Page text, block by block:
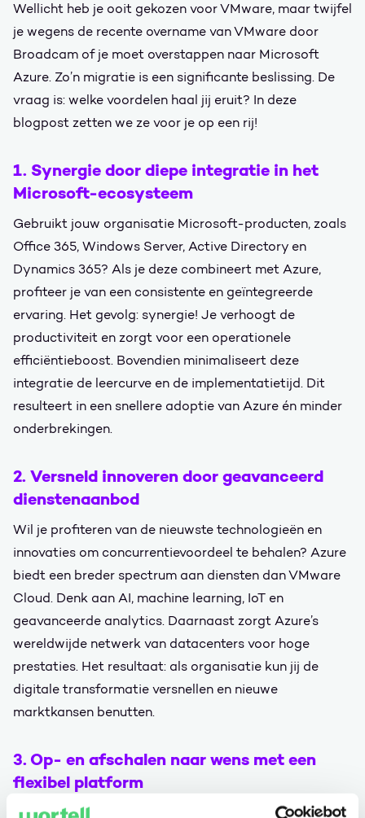
Wellicht heb je ooit gekozen voor VMware, maar twijfel
je wegens de recente overname van VMware door
Broadcam of je moet overstappen naar Microsoft
Azure. Zo’n migratie is een significante beslissing. De
vraag is: welke voordelen haal jij eruit? In deze
blogpost zetten we ze voor je op een rij!
1. Synergie door diepe integratie in het
Microsoft-ecosysteem
Gebruikt jouw organisatie Microsoft-producten, zoals
Office 365, Windows Server, Active Directory en
Dynamics 365? Als je deze combineert met Azure,
profiteer je van een consistente en geïntegreerde
ervaring. Het gevolg: synergie! Je verhoogt de
productiviteit en zorgt voor een operationele
efficiëntieboost. Bovendien minimaliseert deze
integratie de leercurve en de implementatietijd. Dit
resulteert in een snellere adoptie van Azure én minder
onderbrekingen.
2. Versneld innoveren door geavanceerd
dienstenaanbod
Wil je profiteren van de nieuwste technologieën en
innovaties om concurrentievoordeel te behalen? Azure
biedt een breder spectrum aan diensten dan VMware
Cloud. Denk aan AI, machine learning, IoT en
geavanceerde analytics. Daarnaast zorgt Azure’s
wereldwijde netwerk van datacenters voor hoge
prestaties. Het resultaat: als organisatie kun jij de
digitale transformatie versnellen en nieuwe
marktkansen benutten.
3. Op- en afschalen naar wens met een
flexibel platform
Wil jij graag snel, eenvoudig en kostenefficiënt kunnen